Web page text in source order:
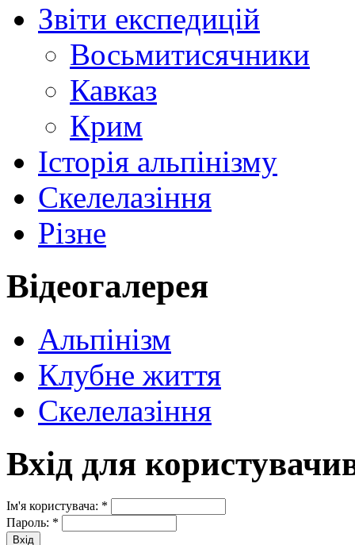
Звіти експедицій
Восьмитисячники
Кавказ
Крим
Історія альпінізму
Скелелазіння
Різне
Відеогалерея
Альпінізм
Клубне життя
Скелелазіння
Вхід для
Ім'я користувача: *
Пароль: *